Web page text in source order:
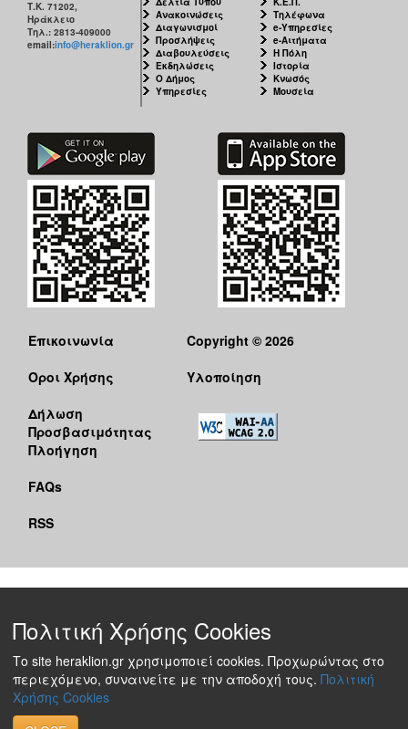
Τ.Κ. 71202,
Ηράκλειο
Τηλ.: 2813-409000
email:info@heraklion.gr
Ανακοινώσεις
Διαγωνισμοί
Προσλήψεις
Διαβουλεύσεις
Εκδηλώσεις
Ο Δήμος
Υπηρεσίες
Τηλέφωνα
e-Υπηρεσίες
e-Αιτήματα
Η Πόλη
Ιστορία
Κνωσός
Μουσεία
Επικοινωνία
Όροι Χρήσης
Δήλωση
Προσβασιμότητας
Πλοήγηση
FAQs
RSS
Copyright © 2026
Υλοποίηση
Πολιτική Χρήσης Cookies
Το site heraklion.gr χρησιμοποιεί cookies. Προχωρώντας στο
περιεχόμενο, συναινείτε με την αποδοχή τους. Πολιτική
Χρήσης Cookies